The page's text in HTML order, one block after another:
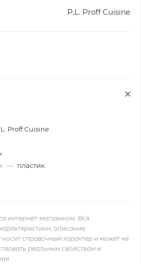
P.L. Proff Cuisine
Proff Cuisine
— пластик
интернет-магазином. Вся
описание,
справочный характер и может не
реальным свойствам и